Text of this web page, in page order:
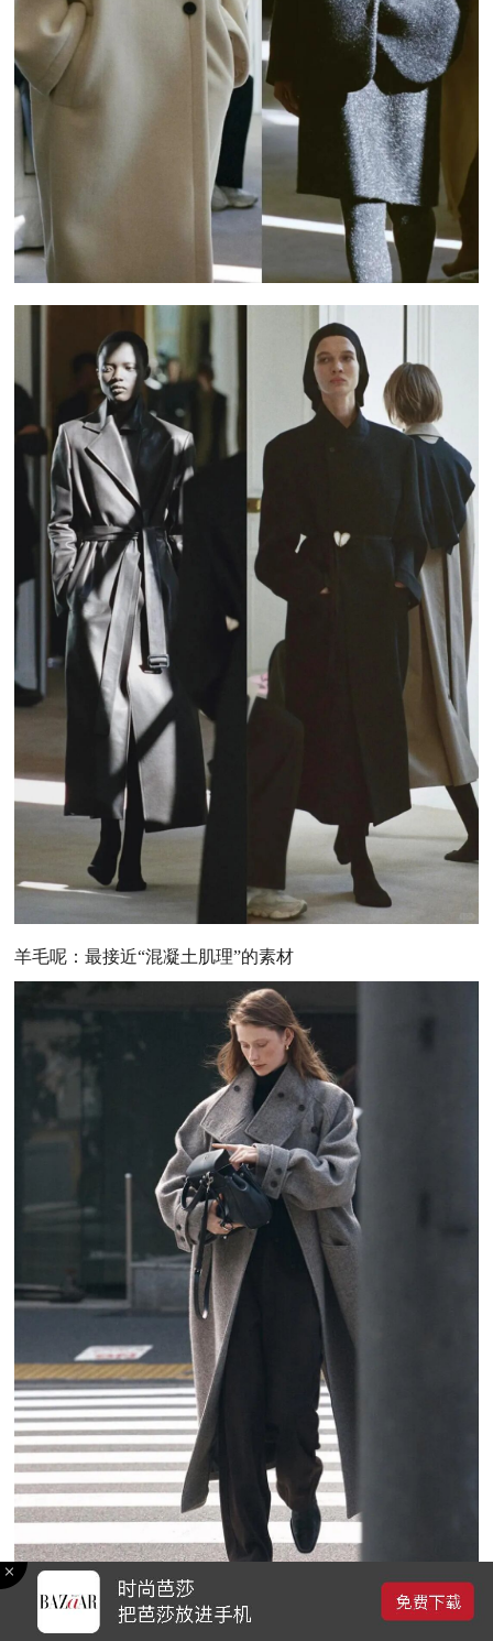
羊毛呢：最接近“混凝土肌理”的素材
羊毛呢的密度、重量与触感，是时尚世界中最被视为“结构